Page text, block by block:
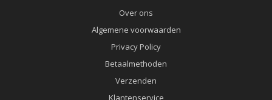
Over ons
Algemene voorwaarden
Privacy Policy
Betaalmethoden
Verzenden
Klantenservice